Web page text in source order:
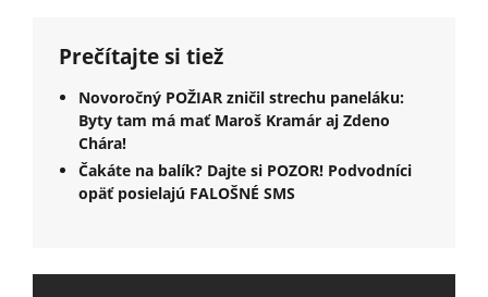
Prečítajte si tiež
Novoročný POŽIAR zničil strechu paneláku:
Byty tam má mať Maroš Kramár aj Zdeno
Chára!
Čakáte na balík? Dajte si POZOR! Podvodníci
opäť posielajú FALOŠNÉ SMS